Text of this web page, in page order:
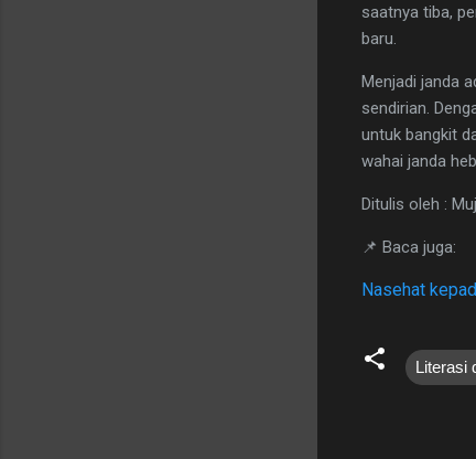
saatnya tiba,
baru.
Menjadi janda
sendirian.
untuk bangkit
wahai janda
Ditulis oleh :
📌 Baca juga:
Nasehat
Literasi